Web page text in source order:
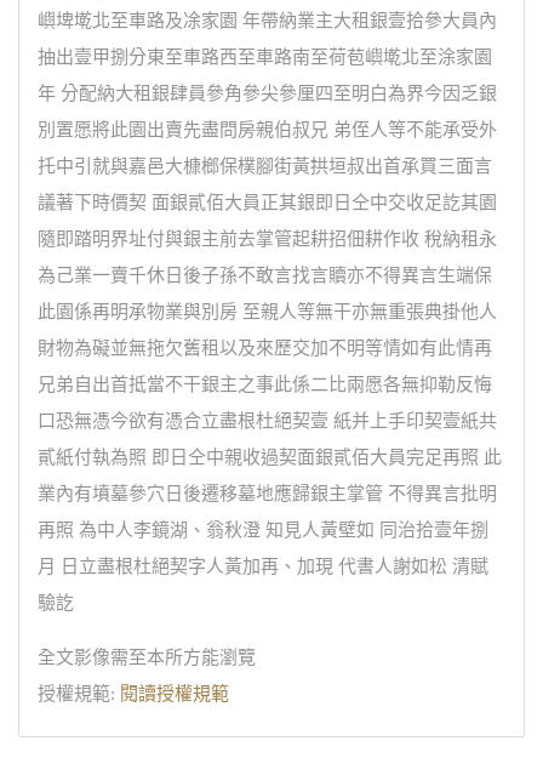
嶼埤墘北至車路及凃家園 年帶納業主大租銀壹拾參大員內
抽出壹甲捌分東至車路西至車路南至荷苞嶼墘北至涂家園
年 分配納大租銀肆員參角參尖參厘四至明白為界今因乏銀
別置愿將此園出賣先盡問房親伯叔兄 弟侄人等不能承受外
托中引就與嘉邑大槺榔保樸腳街黃拱垣叔出首承買三面言
議著下時價契 面銀貳佰大員正其銀即日仝中交收足訖其園
隨即踏明界址付與銀主前去掌管起耕招佃耕作收 稅納租永
為己業一賣千休日後子孫不敢言找言贖亦不得異言生端保
此園係再明承物業與別房 至親人等無干亦無重張典掛他人
財物為礙並無拖欠舊租以及來歷交加不明等情如有此情再
兄弟自出首抵當不干銀主之事此係二比兩愿各無抑勒反悔
口恐無憑今欲有憑合立盡根杜絕契壹 紙并上手印契壹紙共
貳紙付執為照 即日仝中親收過契面銀貳佰大員完足再照 此
業內有墳墓參穴日後遷移墓地應歸銀主掌管 不得異言批明
再照 為中人李鏡湖、翁秋澄 知見人黃壁如 同治拾壹年捌
月 日立盡根杜絕契字人黃加再、加現 代書人謝如松 清賦
驗訖
全文影像需至本所方能瀏覽
授權規範: 閱讀授權規範